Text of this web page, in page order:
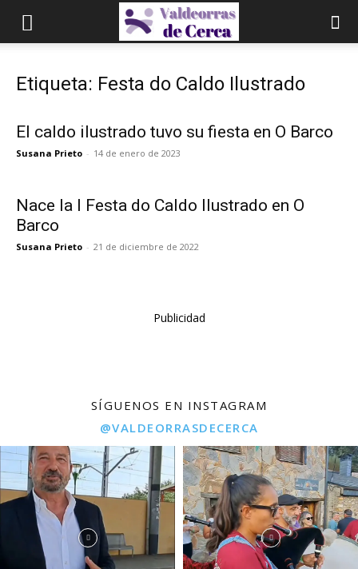
Etiqueta: Festa do Caldo Ilustrado
El caldo ilustrado tuvo su fiesta en O Barco
Susana Prieto - 14 de enero de 2023
Nace la I Festa do Caldo Ilustrado en O
Barco
Susana Prieto - 21 de diciembre de 2022
Publicidad
SÍGUENOS EN INSTAGRAM
@VALDEORRASDECERCA